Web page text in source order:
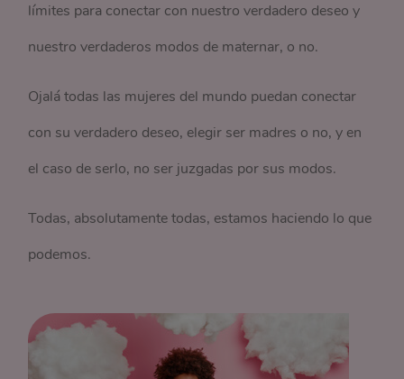
límites para conectar con nuestro verdadero deseo y
nuestro verdaderos modos de maternar, o no.
Ojalá todas las mujeres del mundo puedan conectar
con su verdadero deseo, elegir ser madres o no, y en
el caso de serlo, no ser juzgadas por sus modos.
Todas, absolutamente todas, estamos haciendo lo que
podemos.